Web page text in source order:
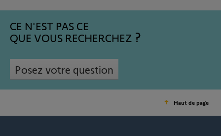
CE N'EST PAS CE
QUE VOUS RECHERCHEZ
Posez votre question
Haut de page